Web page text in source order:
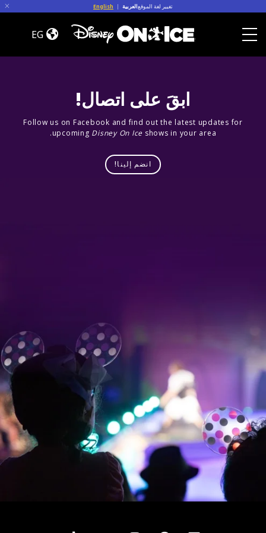
تغيير لغة الموقعالعربية |
English
Let’s
Dance
EG
ابقَ على اتصال!
Follow us on Facebook and find out the latest updates for
upcoming Disney On Ice shows in your area.
انضم إلينا!